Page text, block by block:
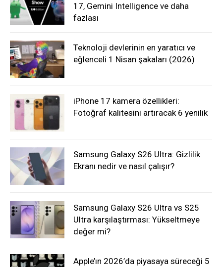
17, Gemini Intelligence ve daha
fazlası
Teknoloji devlerinin en yaratıcı ve
eğlenceli 1 Nisan şakaları (2026)
iPhone 17 kamera özellikleri:
Fotoğraf kalitesini artıracak 6 yenilik
Samsung Galaxy S26 Ultra: Gizlilik
Ekranı nedir ve nasıl çalışır?
Samsung Galaxy S26 Ultra vs S25
Ultra karşılaştırması: Yükseltmeye
değer mi?
Apple’ın 2026’da piyasaya süreceği 5